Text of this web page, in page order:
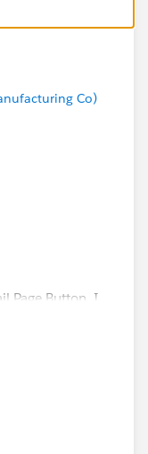
Co)
that are placed
my original